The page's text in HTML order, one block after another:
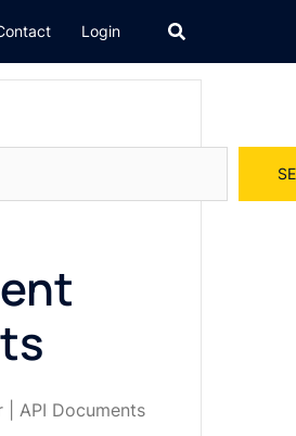
Login
| API Documents